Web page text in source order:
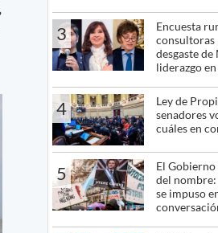
3
Encuesta
consultoras
desgaste
liderazgo
4
Ley de
senadores
cuáles en
5
El
del nombre:
se impuso